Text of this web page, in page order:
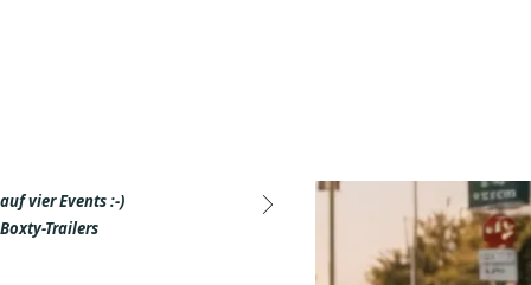
vier Events :-)
Trailers